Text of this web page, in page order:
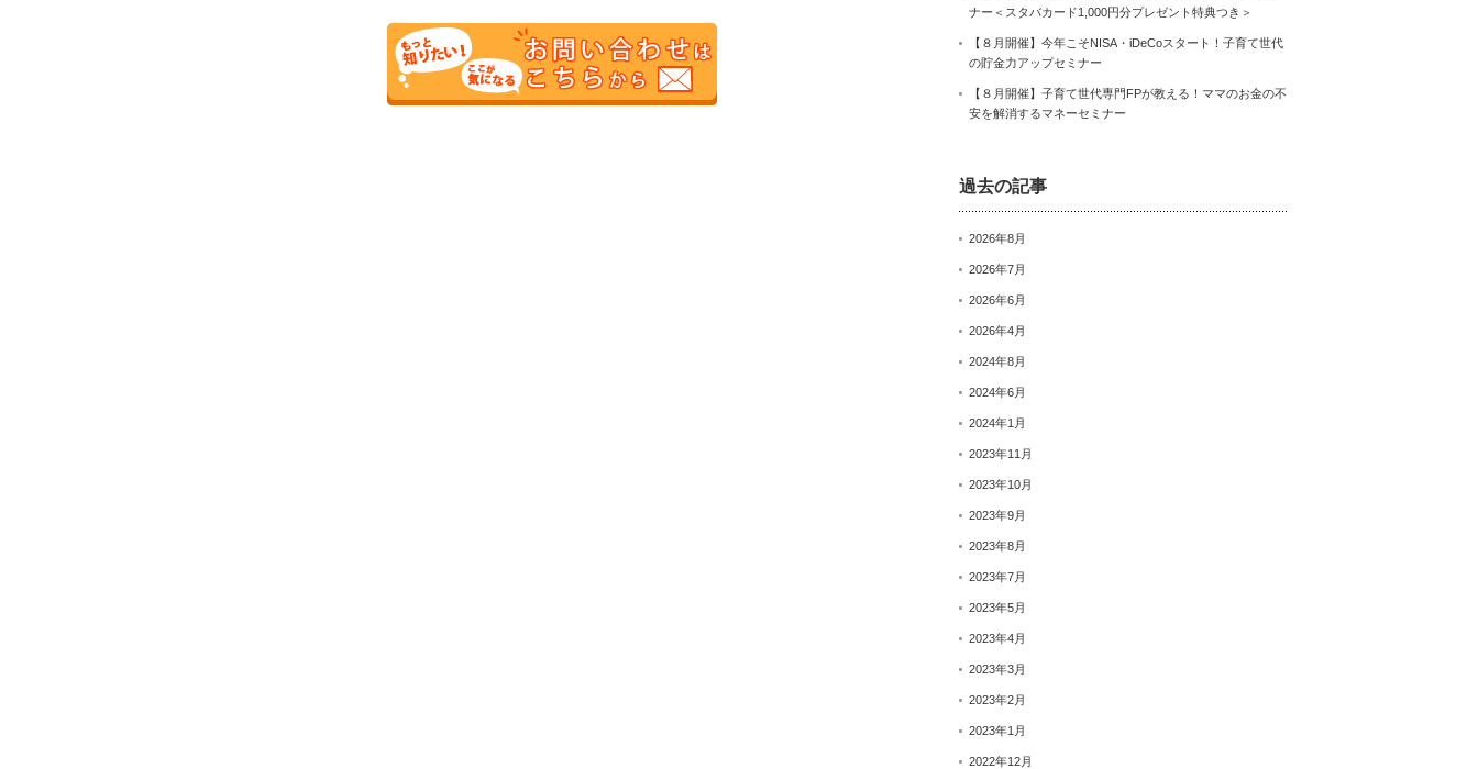
ナー＜スタバカード1,000円分プレゼント特典つき＞
【８月開催】今年こそNISA・iDeCoスタート！子育て世代
の貯金力アップセミナー
【８月開催】子育て世代専門FPが教える！ママのお金の不
安を解消するマネーセミナー
過去の記事
2026年8月
2026年7月
2026年6月
2026年4月
2024年8月
2024年6月
2024年1月
2023年11月
2023年10月
2023年9月
2023年8月
2023年7月
2023年5月
2023年4月
2023年3月
2023年2月
2023年1月
2022年12月